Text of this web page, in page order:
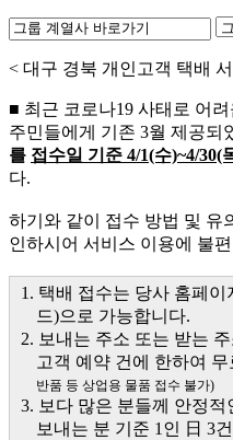
< 대구 경북 개인고객 택배
■ 최근 코로나19 사태로 어
주민들에게 기존 3월 제공되
를 접수일 기준 4/1(수)~4/30(
다.
하기와 같이 접수 방법 및 유
인하시어 서비스 이용에 불
1. 택배 접수는 당사 홈페이
드)으로 가능합니다.
2. 보내는 주소 또는 받는
고객 예약 건에 한하여
반품 등 상업용 물품 접수 불가)
3. 보다 많은 분들께 안정적
보내는 분 기준 1인 日 3